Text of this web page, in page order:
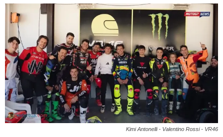
Kimi Antonelli - Valentino Rossi - VR46